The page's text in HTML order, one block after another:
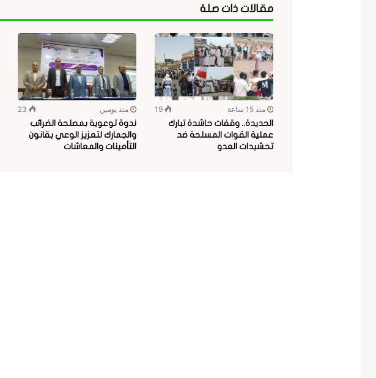
مقالات ذات صلة
منذ 15 ساعة
19
الحديدة.. وقفات حاشدة تبارك
عملية القوات المسلحة ضد
تحشيدات العدو
منذ يومين
23
ندوة توعوية بمصلحة الضرائب
والجمارك لتعزيز الوعي بقانون
التأمينات والمعاشات